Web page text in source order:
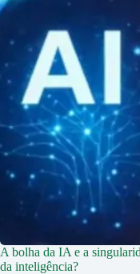
A bolha da IA e a
da inteligência?